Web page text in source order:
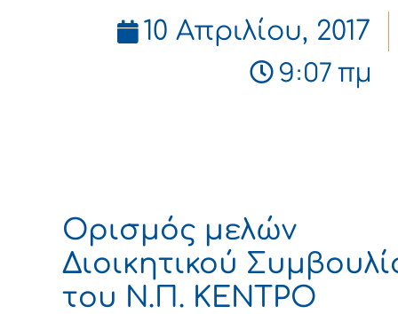
10 Απριλίου, 2017
9:07 πμ
Ορισμός μελών
Διοικητικού
του Ν.Π. ΚΕΝΤΡΟ